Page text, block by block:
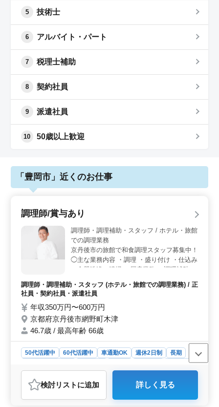
5 技術士
6 アルバイト・パート
7 税理士補助
8 契約社員
9 派遣社員
10 50歳以上歓迎
「豊岡市」近くのお仕事
調理師/賞与あり
調理師・調理補助・スタッフ / ホテル・旅館
での調理業務
京丹後市の旅館で和食調理スタッフ募集中！
◯主な業務内容 ・調理 ・盛り付け ・仕込み
・食器洗浄、清掃 ・厨房業務 ・調理補助 マ
く済みます。 ＊賞与あり ＊昇給制度あり ＊
車通勤OK ＊50歳以上活躍中 ＊60歳以上活
躍中
調理師・調理補助・スタッフ (ホテル・旅館での調理業務) / 正
社員・契約社員・派遣社員
年収350万円〜600万円
京都府京丹後市網野町木津
46.7歳 / 最高年齢 66歳
50代活躍中 60代活躍中 車通勤OK 週休2日制
長期
派遣社員
おすすめポイント
＜給与と待遇＞ 高水準の給与が魅力で、賞与も年2回支
検討リスト に追加 詳しく見る